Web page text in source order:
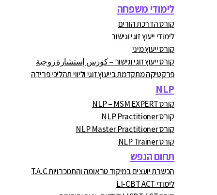
לימודי משפחה
קורס הדרכת הורים
לימודי ייעוץ זוגי וגישור
קורס ייעוץ מיני
קורס ייעוץ זוגי וגישור – كورس إستشارة زوجية
פרקטיקה מתקדמת בייעוץ זוגי וליווי תהליכי פרידה
NLP
קורס NLP – MSM EXPERT
קורס NLP Practitioner
קורס NLP Master Practitioner
קורס NLP Trainer
תחום הנפש
הכשרת יועצים במיקוד טראומה והתמכרויות T.A.C
לימודי LI-CBT ACT